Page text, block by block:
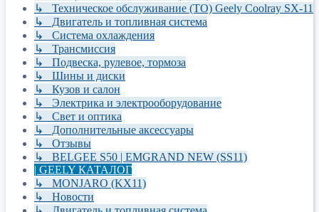
↳ Техническое обслуживание (ТО) Geely Coolray SX-11
↳ Двигатель и топливная система
↳ Система охлаждения
↳ Трансмиссия
↳ Подвеска, рулевое, тормоза
↳ Шины и диски
↳ Кузов и салон
↳ Электрика и электрооборудование
↳ Свет и оптика
↳ Дополнительные аксессуары
↳ Отзывы
↳ BELGEE S50 | EMGRAND NEW (SS11)
| GEELY КАТАЛОГ
↳ MONJARO (KX11)
↳ Новости